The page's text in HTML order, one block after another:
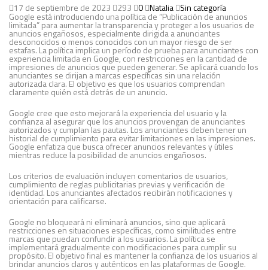
17 de septiembre de 2023 293 0 Natalia Sin categoría
Google está introduciendo una política de “Publicación de anuncios
limitada” para aumentar la transparencia y proteger a los usuarios de
anuncios engañosos, especialmente dirigida a anunciantes
desconocidos o menos conocidos con un mayor riesgo de ser
estafas. La política implica un período de prueba para anunciantes con
experiencia limitada en Google, con restricciones en la cantidad de
impresiones de anuncios que pueden generar. Se aplicará cuando los
anunciantes se dirijan a marcas específicas sin una relación
autorizada clara. El objetivo es que los usuarios comprendan
claramente quién está detrás de un anuncio.
Google cree que esto mejorará la experiencia del usuario y la
confianza al asegurar que los anuncios provengan de anunciantes
autorizados y cumplan las pautas. Los anunciantes deben tener un
historial de cumplimiento para evitar limitaciones en las impresiones.
Google enfatiza que busca ofrecer anuncios relevantes y útiles
mientras reduce la posibilidad de anuncios engañosos.
Los criterios de evaluación incluyen comentarios de usuarios,
cumplimiento de reglas publicitarias previas y verificación de
identidad. Los anunciantes afectados recibirán notificaciones y
orientación para calificarse.
Google no bloqueará ni eliminará anuncios, sino que aplicará
restricciones en situaciones específicas, como similitudes entre
marcas que puedan confundir a los usuarios. La política se
implementará gradualmente con modificaciones para cumplir su
propósito. El objetivo final es mantener la confianza de los usuarios al
brindar anuncios claros y auténticos en las plataformas de Google.